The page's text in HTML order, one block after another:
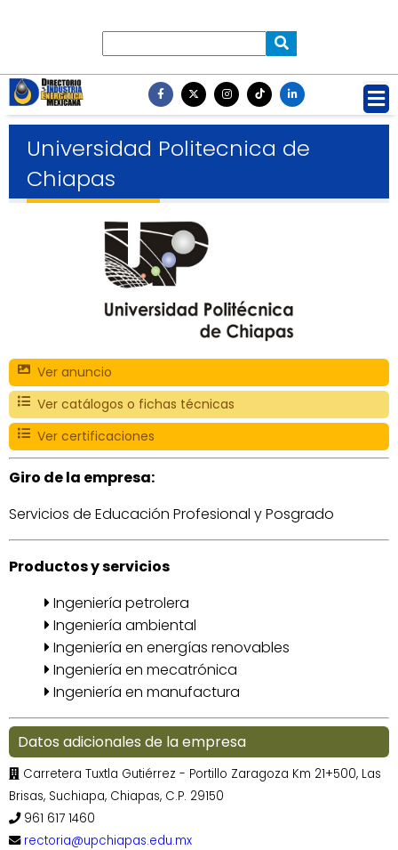
Universidad Politecnica de
Chiapas
Ver anuncio
Ver catálogos o fichas técnicas
Ver certificaciones
Giro de la empresa:
Servicios de Educación Profesional y Posgrado
Productos y servicios
Ingeniería petrolera
Ingeniería ambiental
Ingeniería en energías renovables
Ingeniería en mecatrónica
Ingeniería en manufactura
Datos adicionales de la empresa
Carretera Tuxtla Gutiérrez - Portillo Zaragoza Km 21+500, Las
Brisas, Suchiapa, Chiapas, C.P. 29150
961 617 1460
rectoria@upchiapas.edu.mx